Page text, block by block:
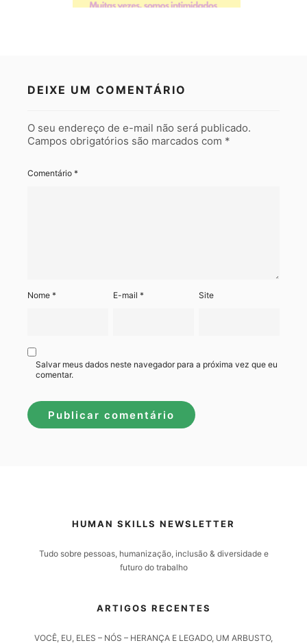
DEIXE UM COMENTÁRIO
O seu endereço de e-mail não será publicado.
Campos obrigatórios são marcados com *
Comentário *
Nome * E-mail* Site
Salvar meus dados neste navegador para a próxima vez que eu
comentar.
HUMAN SKILLS NEWSLETTER
Tudo sobre pessoas, humanização, inclusão & diversidade e
futuro do trabalho
ARTIGOS RECENTES
VOCÊ, EU, ELES – NÓS – HERANÇA E LEGADO, UM ARBUSTO,